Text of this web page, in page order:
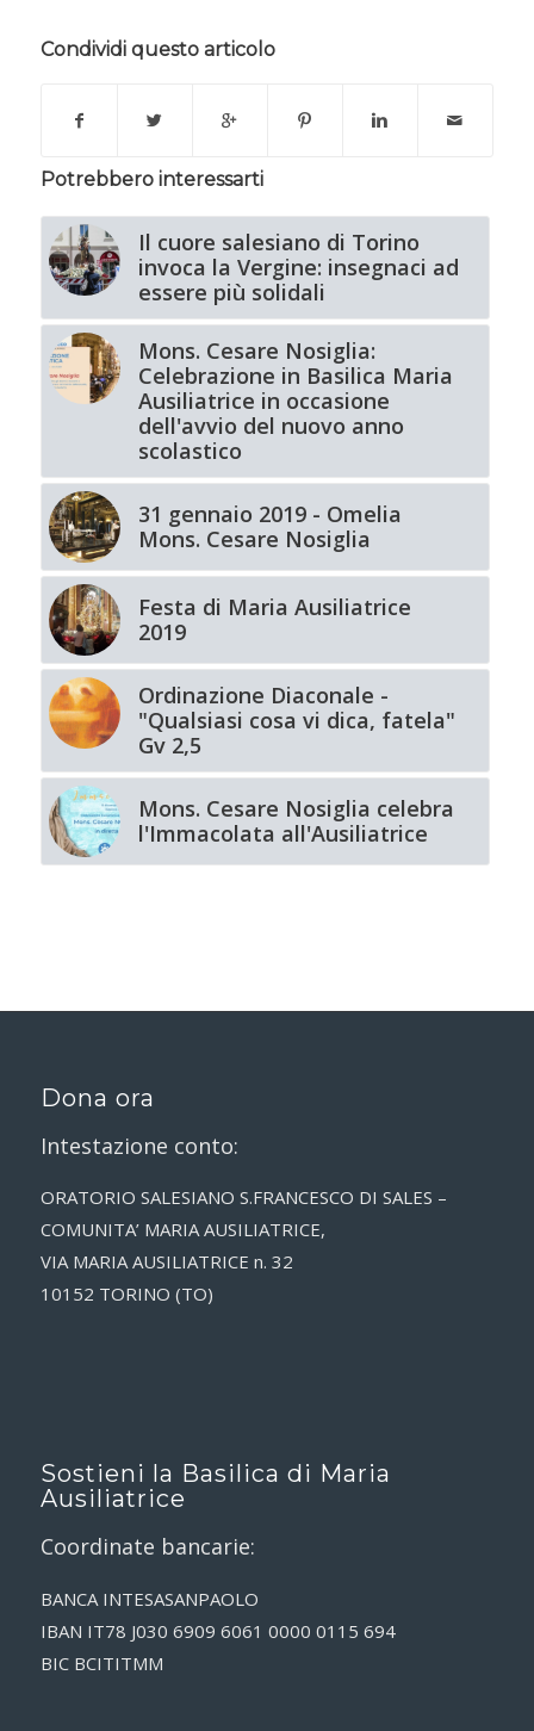
Condividi questo articolo
Potrebbero interessarti
Il cuore salesiano di Torino
invoca la Vergine: insegnaci ad
essere più solidali
Mons. Cesare Nosiglia:
Celebrazione in Basilica Maria
Ausiliatrice in occasione
dell'avvio del nuovo anno
scolastico
31 gennaio 2019 - Omelia
Mons. Cesare Nosiglia
Festa di Maria Ausiliatrice
2019
Ordinazione Diaconale -
"Qualsiasi cosa vi dica, fatela"
Gv 2,5
Mons. Cesare Nosiglia celebra
l'Immacolata all'Ausiliatrice
Dona ora
Intestazione conto:
ORATORIO SALESIANO S.FRANCESCO DI SALES –
COMUNITA’ MARIA AUSILIATRICE,
VIA MARIA AUSILIATRICE n. 32
10152 TORINO (TO)
Sostieni la Basilica di Maria
Ausiliatrice
Coordinate bancarie:
BANCA INTESASANPAOLO
IBAN IT78 J030 6909 6061 0000 0115 694
BIC BCITITMM